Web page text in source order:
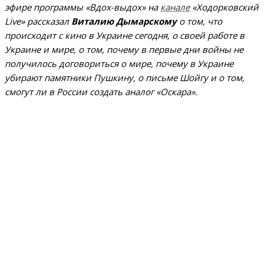
эфире программы «Вдох-выдох» на канале«Ходорковский
Live» рассказал Виталию Дымарскомуо том, что
происходит с кино в Украине сегодня, о своей работе в
Украине и мире, о том, почему в первые дни войны не
получилось договориться о мире, почему в Украине
убирают памятники Пушкину, о письме Шойгу и о том,
смогут ли в России создать аналог «Оскара».